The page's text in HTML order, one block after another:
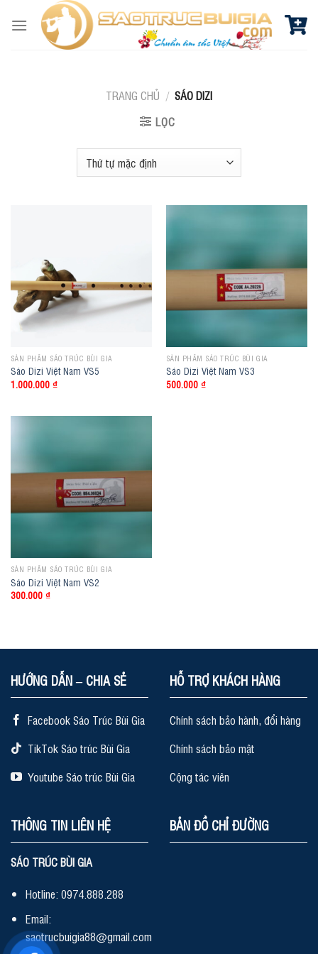
TRANG CHỦ / SÁO DIZI
LỌC
SẢN PHẨM SÁO TRÚC BÙI GIA
Sáo Dizi Việt Nam VS5
1.000.000 ₫
SẢN PHẨM SÁO TRÚC BÙI GIA
Sáo Dizi Việt Nam VS3
500.000 ₫
SẢN PHẨM SÁO TRÚC BÙI GIA
Sáo Dizi Việt Nam VS2
300.000 ₫
HƯỚNG DẪN – CHIA SẺ
Facebook Sáo Trúc Bùi Gia
TikTok Sáo trúc Bùi Gia
Youtube Sáo trúc Bùi Gia
HỖ TRỢ KHÁCH HÀNG
Chính sách bảo hành, đổi hàng
Chính sách bảo mật
Cộng tác viên
THÔNG TIN LIÊN HỆ
SÁO TRÚC BÙI GIA
Hotline: 0974.888.288
Email:
saotrucbuigia88@gmail.com
BẢN ĐỒ CHỈ ĐƯỜNG